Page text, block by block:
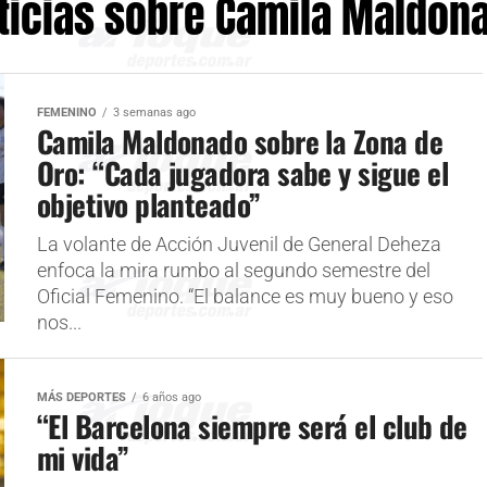
sobre Camila
FEMENINO 3 semanas ago
Camila Maldonado sobre la Zona de
Oro: “Cada jugadora sabe y sigue el
objetivo planteado”
La volante de Acción Juvenil de General Deheza
enfoca la mira rumbo al segundo semestre del
Oficial Femenino. “El balance es muy bueno y eso
nos...
MÁS DEPORTES 6 años ago
“El Barcelona siempre será el club de
mi vida”